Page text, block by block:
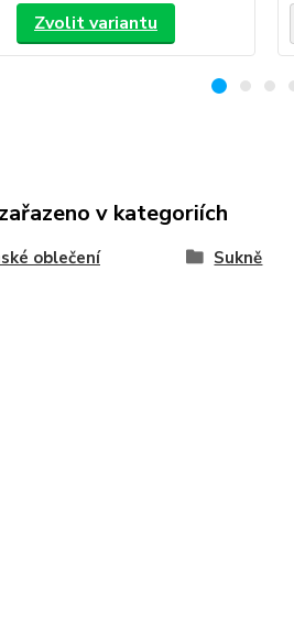
Zvolit variantu
v kategoriích
oblečení Sukně